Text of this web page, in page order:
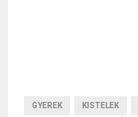
GYEREK KISTELEK